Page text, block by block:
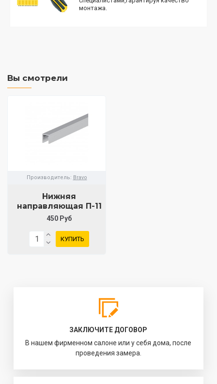
монтажа.
Вы смотрели
Производитель: Bravo
Нижняя
направляющая П-11
450 Руб
КУПИТЬ
ЗАКЛЮЧИТЕ ДОГОВОР
В нашем фирменном салоне или у себя дома, после
проведения замера.